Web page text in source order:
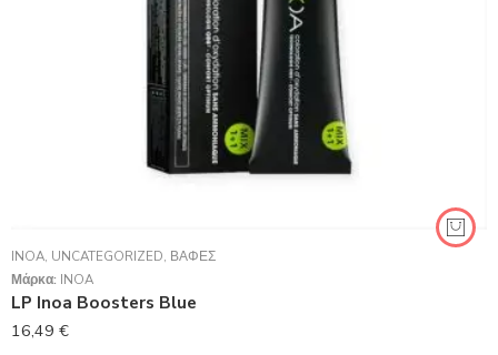
INOA, UNCATEGORIZED, ΒΑΦΈΣ
Μάρκα: INOA
LP Inoa Boosters Blue
16,49 €